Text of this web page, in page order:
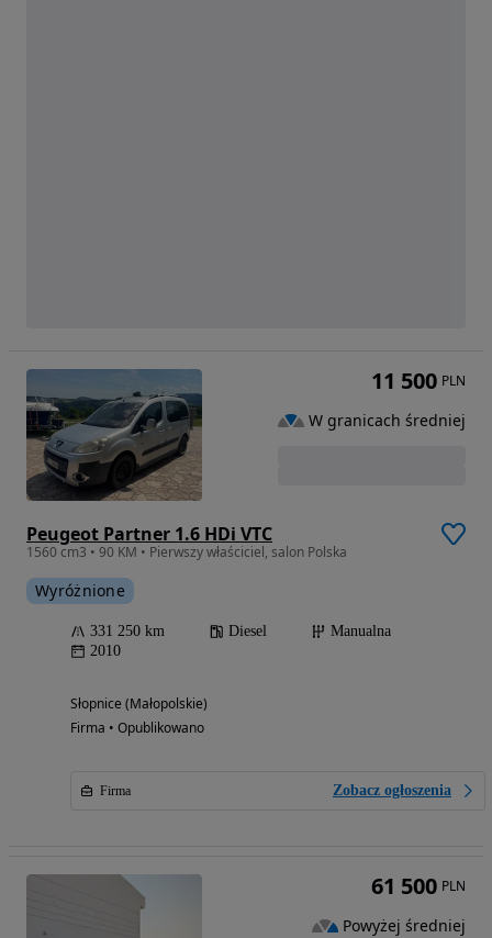
Peugeot Partner 1.6 HDi VTC
1560 cm3 • 90 KM • Pierwszy właściciel, salon Polska
Wyróżnione
331 250 km Diesel
Manualna
2010
Słopnice (Małopolskie)
Firma • Opublikowano
Firma Zobacz ogłoszenia
11 500 PLN
W granicach średniej
61 500 PLN
Powyżej średniej